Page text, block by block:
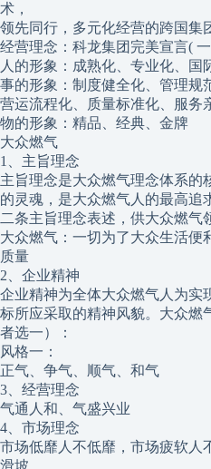
术，
领先同行，多元化经营的跨国集
经营理念：科龙集团完美宣言(
人的形象：成熟化、专业化、国
事的形象：制度健全化、管理规
营运流程化、质量标准化、服务
物的形象：精品、经典、金牌
大众燃气
1、主旨理念
主旨理念是大众燃气理念体系的
的灵魂，是大众燃气人的最高追
二条主旨理念表述，供大众燃气
大众燃气：一切为了大众生活便
质量
2、企业精神
企业精神为全体大众燃气人为实
标所应采取的精神风貌。大众燃
者选一）：
风格一：
正气、争气、顺气、和气
3、经营理念
气通人和、气盛兴业
4、市场理念
市场低靡人不低靡，市场疲软人
滑坡